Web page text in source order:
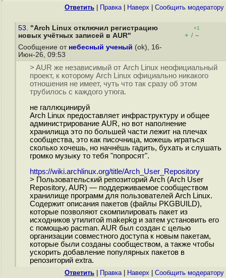
Ответить Правка| Наверх Cообщить модератору
53. "Arch Linux отключил регистрацию
новых учётных записей в AUR"
+1
+ / –
Сообщение от небесный ученый (ok), 16-
Июн-26, 09:53
> AUR же независимый от Arch Linux неофициальный
проект, к которому Arch Linux официально никакого
отношения не имеет, чуть что так сразу об этом
трубилось с каждого утюга.
не галлюцинируй
Arch Linux предоставляет инфраструктуру и общее
администрирование AUR, но вот наполнение
хранилища это по большей части лежит на плечах
сообщества, это как писочница, можешь играться
сколько хочешь, но начнёшь гадить, бухать и слушать
громко музыку то тебя "попросят".
https://wiki.archlinux.org/title/Arch_User_Repository
> Пользовательский репозиторий Arch (Arch User
Repository, AUR) — поддерживаемое сообществом
хранилище программ для пользователей Arch Linux.
Содержит описания пакетов (файлы PKGBUILD),
которые позволяют скомпилировать пакет из
исходников утилитой makepkg и затем установить его
с помощью pacman. AUR был создан с целью
организации совместного доступа к новым пакетам,
которые были созданы сообществом, а также чтобы
ускорить добавление популярных пакетов в
репозиторий extra.
Ответить Правка| Наверх Cообщить модератору